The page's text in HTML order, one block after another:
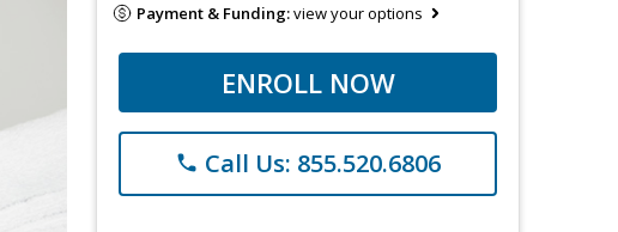
Payment & Funding:view your options
ENROLL NOW
phone Call Us: 855.520.6806